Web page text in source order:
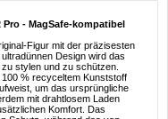
- MagSafe-kompatibel
Figur mit der präzisesten
Design wird das
stylen und zu schützen.
100 % recyceltem Kunststoff
um das ursprüngliche
mit drahtlosem Laden
Komfort. Das